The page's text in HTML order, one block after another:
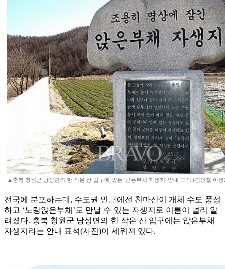
▲충북 청원군 낭성면의 한 작은 산 입구에 있는 '앉은부채 자생지' 안내 표석.(김인철 야
전국에 분포하는데, 수도권 인근에선 천마산이 개체 수도 풍성
하고 ‘노랑앉은부채’도 만날 수 있는 자생지로 이름이 널리 알
려졌다. 충북 청원군 낭성면의 한 작은 산 입구에는 앉은부채
자생지라는 안내 표석(사진)이 세워져 있다.